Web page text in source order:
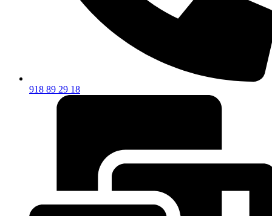
918 89 29 18